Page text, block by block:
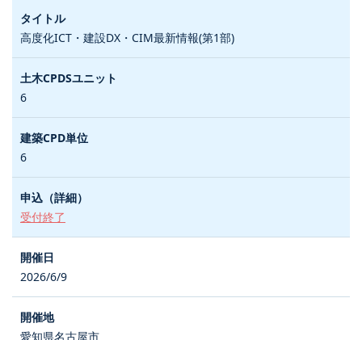
高度化ICT・建設DX・CIM最新情報(第1部)
6
6
受付終了
2026/6/9
愛知県名古屋市